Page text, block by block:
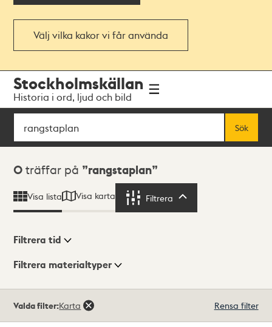
Välj vilka kakor vi får använda
navigationen
huvudinnehållet
Stockholmskällan
Historia i ord, ljud och bild
Sök
Sök
Sökresultat
0 träffar på rangstaplan
Visa lista Visa karta Filtrera
Visningsläge
Filtrera tid
Filtrera materialtyper
träffar
Valda filter:Karta Rensa filter